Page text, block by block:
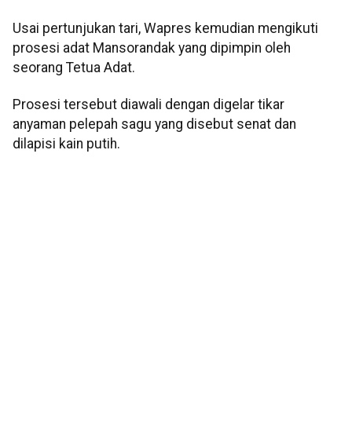
‎Usai pertunjukan tari, Wapres kemudian mengikuti
prosesi adat Mansorandak yang dipimpin oleh
seorang Tetua Adat.
‎Prosesi tersebut diawali dengan digelar tikar
anyaman pelepah sagu yang disebut senat dan
dilapisi kain putih.